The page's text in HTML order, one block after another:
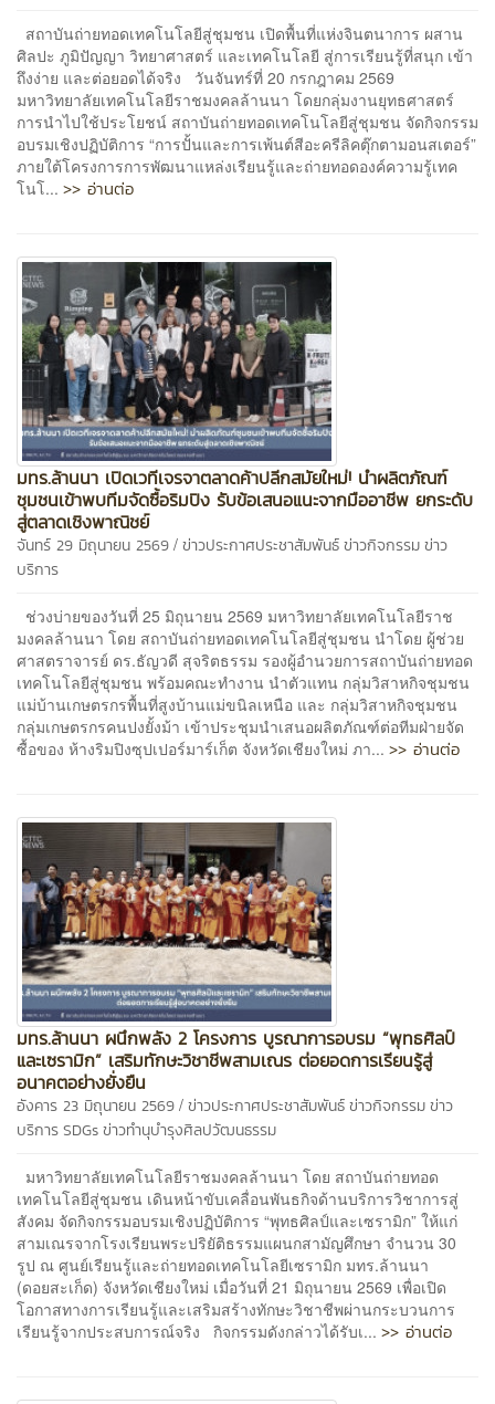
สถาบันถ่ายทอดเทคโนโลยีสู่ชุมชน เปิดพื้นที่แห่งจินตนาการ ผสาน
ศิลปะ ภูมิปัญญา วิทยาศาสตร์ และเทคโนโลยี สู่การเรียนรู้ที่สนุก เข้า
ถึงง่าย และต่อยอดได้จริง วันจันทร์ที่ 20 กรกฎาคม 2569
มหาวิทยาลัยเทคโนโลยีราชมงคลล้านนา โดยกลุ่มงานยุทธศาสตร์
การนำไปใช้ประโยชน์ สถาบันถ่ายทอดเทคโนโลยีสู่ชุมชน จัดกิจกรรม
อบรมเชิงปฏิบัติการ “การปั้นและการเพ้นต์สีอะครีลิคตุ๊กตามอนสเตอร์”
ภายใต้โครงการการพัฒนาแหล่งเรียนรู้และถ่ายทอดองค์ความรู้เทค
โนโ... >> อ่านต่อ
มทร.ล้านนา เปิดเวทีเจรจาตลาดค้าปลีกสมัยใหม่! นำผลิตภัณฑ์
ชุมชนเข้าพบทีมจัดซื้อริมปิง รับข้อเสนอแนะจากมืออาชีพ ยกระดับ
สู่ตลาดเชิงพาณิชย์
จันทร์ 29 มิถุนายน 2569 / ข่าวประกาศประชาสัมพันธ์ข่าวกิจกรรมข่าว
บริการ
ช่วงบ่ายของวันที่ 25 มิถุนายน 2569 มหาวิทยาลัยเทคโนโลยีราช
มงคลล้านนา โดย สถาบันถ่ายทอดเทคโนโลยีสู่ชุมชน นำโดย ผู้ช่วย
ศาสตราจารย์ ดร.ธัญวดี สุจริตธรรม รองผู้อำนวยการสถาบันถ่ายทอด
เทคโนโลยีสู่ชุมชน พร้อมคณะทำงาน นำตัวแทน กลุ่มวิสาหกิจชุมชน
แม่บ้านเกษตรกรพื้นที่สูงบ้านแม่ขนิลเหนือ และ กลุ่มวิสาหกิจชุมชน
กลุ่มเกษตรกรคนปงยั้งม้า เข้าประชุมนำเสนอผลิตภัณฑ์ต่อทีมฝ่ายจัด
ซื้อของ ห้างริมปิงซุปเปอร์มาร์เก็ต จังหวัดเชียงใหม่ ภา... >> อ่านต่อ
มทร.ล้านนา ผนึกพลัง 2 โครงการ บูรณาการอบรม “พุทธศิลป์
และเซรามิก” เสริมทักษะวิชาชีพสามเณร ต่อยอดการเรียนรู้สู่
อนาคตอย่างยั่งยืน
อังคาร 23 มิถุนายน 2569 / ข่าวประกาศประชาสัมพันธ์ข่าวกิจกรรมข่าว
บริการSDGsข่าวทำนุบำรุงศิลปวัฒนธรรม
มหาวิทยาลัยเทคโนโลยีราชมงคลล้านนา โดย สถาบันถ่ายทอด
เทคโนโลยีสู่ชุมชน เดินหน้าขับเคลื่อนพันธกิจด้านบริการวิชาการสู่
สังคม จัดกิจกรรมอบรมเชิงปฏิบัติการ “พุทธศิลป์และเซรามิก” ให้แก่
สามเณรจากโรงเรียนพระปริยัติธรรมแผนกสามัญศึกษา จำนวน 30
รูป ณ ศูนย์เรียนรู้และถ่ายทอดเทคโนโลยีเซรามิก มทร.ล้านนา
(ดอยสะเก็ด) จังหวัดเชียงใหม่ เมื่อวันที่ 21 มิถุนายน 2569 เพื่อเปิด
โอกาสทางการเรียนรู้และเสริมสร้างทักษะวิชาชีพผ่านกระบวนการ
เรียนรู้จากประสบการณ์จริง กิจกรรมดังกล่าวได้รับเ... >> อ่านต่อ